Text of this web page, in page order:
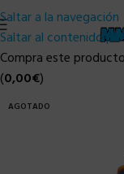
Saltar a la navegación
Saltar al contenido
Compra este
(0,00€)
AGOTADO